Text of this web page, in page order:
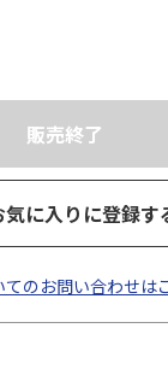
気に入りに登録す
てのお問い合わせは